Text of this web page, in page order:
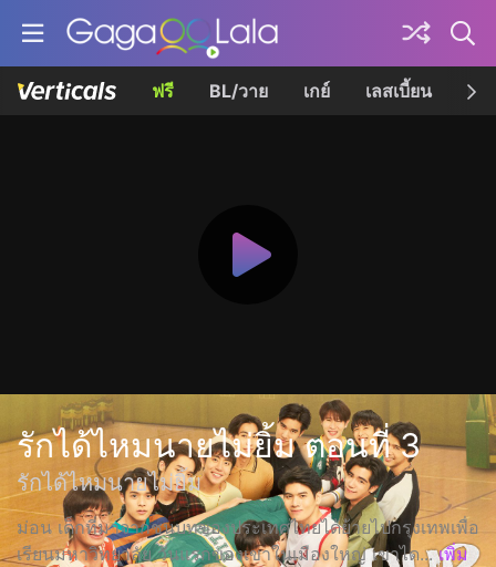
ฟรี BL/วาย เกย์ เลสเบี้ยน เค
รักได้ไหมนายไม่ยิ้ม ตอนที่ 3
รักได้ไหมนายไม่ยิ้ม
ม่อน เด็กที่มาจากชนบทของประเทศไทยได้ย้ายไปกรุงเทพเพื่อ
เรียนมหาวิทยาลัย วันแรกของเขาในเมืองใหญ่ เขาได... เพิ่ม